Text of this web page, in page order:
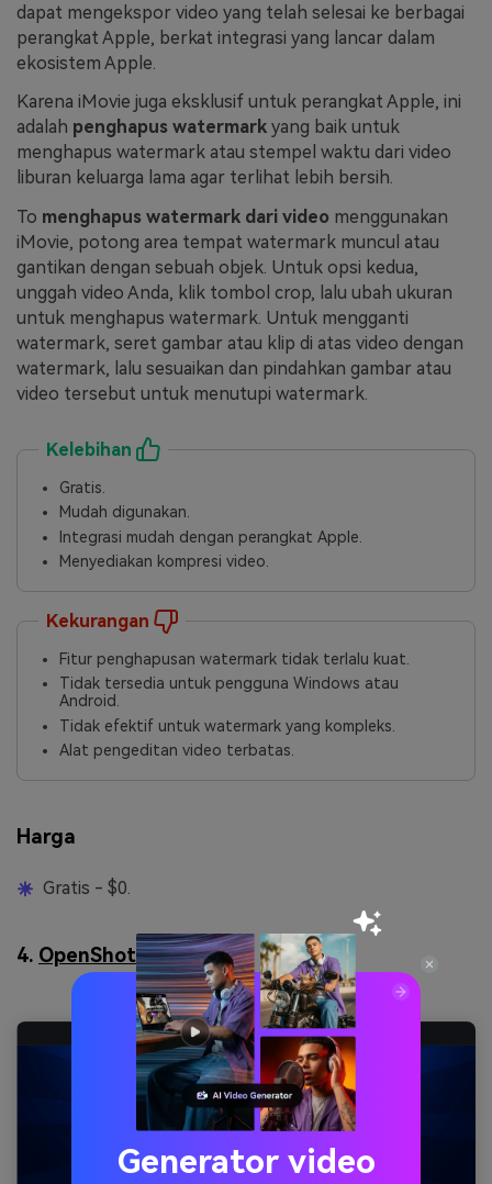
dapat mengekspor video yang telah selesai ke berbagai
perangkat Apple, berkat integrasi yang lancar dalam
ekosistem Apple.
Karena iMovie juga eksklusif untuk perangkat Apple, ini
adalah penghapus watermark yang baik untuk
menghapus watermark atau stempel waktu dari video
liburan keluarga lama agar terlihat lebih bersih.
To menghapus watermark dari video menggunakan
iMovie, potong area tempat watermark muncul atau
gantikan dengan sebuah objek. Untuk opsi kedua,
unggah video Anda, klik tombol crop, lalu ubah ukuran
untuk menghapus watermark. Untuk mengganti
watermark, seret gambar atau klip di atas video dengan
watermark, lalu sesuaikan dan pindahkan gambar atau
video tersebut untuk menutupi watermark.
Kelebihan
Gratis.
Mudah digunakan.
Integrasi mudah dengan perangkat Apple.
Menyediakan kompresi video.
Kekurangan
Fitur penghapusan watermark tidak terlalu kuat.
Tidak tersedia untuk pengguna Windows atau
Android.
Tidak efektif untuk watermark yang kompleks.
Alat pengeditan video terbatas.
Harga
Gratis - $0.
4. OpenShot
Generator video